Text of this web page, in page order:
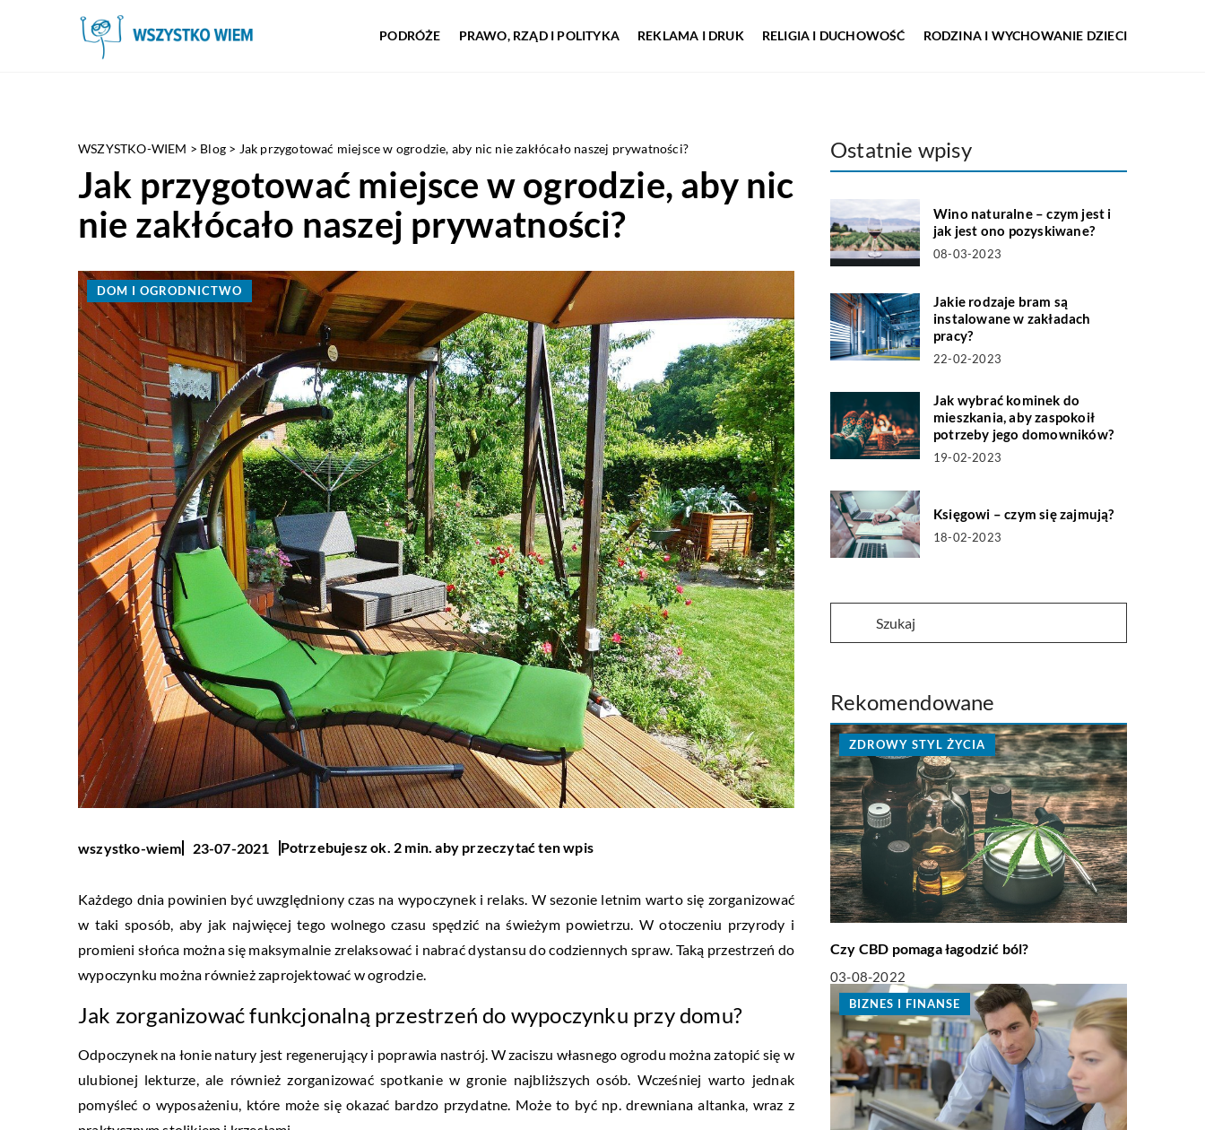
PODRÓŻE PRAWO, RZĄD I POLITYKA REKLAMA I DRUK RELIGIA I DUCHOWOŚĆ RODZINA I WYCHOWANIE DZIECI
WSZYSTKO-WIEM > Blog > Jak przygotować miejsce w ogrodzie, aby nic nie zakłócało naszej prywatności?
Jak przygotować miejsce w ogrodzie, aby nic
nie zakłócało naszej prywatności?
DOM I OGRODNICTWO
wszystko-wiem 23-07-2021 Potrzebujesz ok. 2 min. aby przeczytać ten wpis
Każdego dnia powinien być uwzględniony czas na wypoczynek i relaks. W sezonie letnim warto się zorganizować
w taki sposób, aby jak najwięcej tego wolnego czasu spędzić na świeżym powietrzu. W otoczeniu przyrody i
promieni słońca można się maksymalnie zrelaksować i nabrać dystansu do codziennych spraw. Taką przestrzeń do
wypoczynku można również zaprojektować w ogrodzie.
Jak zorganizować funkcjonalną przestrzeń do wypoczynku przy domu?
Odpoczynek na łonie natury jest regenerujący i poprawia nastrój. W zaciszu własnego ogrodu można zatopić się w
ulubionej lekturze, ale również zorganizować spotkanie w gronie najbliższych osób. Wcześniej warto jednak
pomyśleć o wyposażeniu, które może się okazać bardzo przydatne. Może to być np. drewniana altanka, wraz z
Ostatnie wpisy
Wino naturalne – czym jest i
jak jest ono pozyskiwane?
08-03-2023
Jakie rodzaje bram są
instalowane w zakładach
pracy?
22-02-2023
Jak wybrać kominek do
mieszkania, aby zaspokoił
potrzeby jego domowników?
19-02-2023
Księgowi – czym się zajmują?
18-02-2023
Rekomendowane
ZDROWY STYL ŻYCIA
Czy CBD pomaga łagodzić ból?
03-08-2022
BIZNES I FINANSE